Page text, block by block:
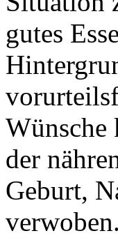
gutes
Wünsche
der
Geburt,
verwoben.